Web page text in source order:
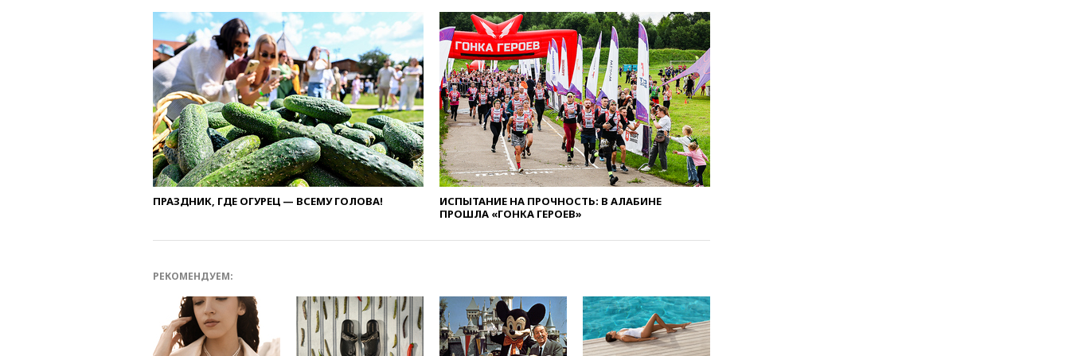
при атаках дронов ВСУ в
Брянской области
15:15 В половине штатов США
зафиксирована вспышка
сальмонеллеза
14:57Жара в Европе может
нанести ущерб экономике в
размере €800 млрд
14:49Пентагон озаботился
критикой Трампа по поводу
дефицита боеприпасов
14:40В Германии задержан
оборонном предприятии
в России
14:19
Масштабный сбой
произошел в рунете
ПРАЗДНИК, ГДЕ ОГУРЕЦ — ВСЕМУ ГОЛОВА!
ИСПЫТАНИЕ НА ПРОЧНОСТЬ: В АЛАБИНЕ
ПРОШЛА «ГОНКА ГЕРОЕВ»
РЕКОМЕНДУЕМ: